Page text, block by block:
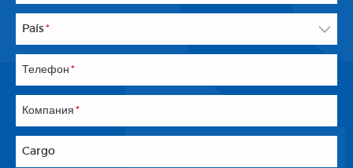
País *
Телефон *
Компания *
Cargo